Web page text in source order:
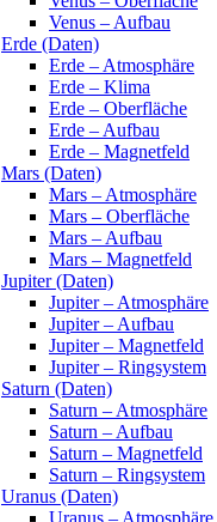
Venus – Aufbau
Erde (Daten)
Erde – Atmosphäre
Erde – Klima
Erde – Oberfläche
Erde – Aufbau
Erde – Magnetfeld
Mars (Daten)
Mars – Atmosphäre
Mars – Oberfläche
Mars – Aufbau
Mars – Magnetfeld
Jupiter (Daten)
Jupiter – Atmosphäre
Jupiter – Aufbau
Jupiter – Magnetfeld
Jupiter – Ringsystem
Saturn (Daten)
Saturn – Atmosphäre
Saturn – Aufbau
Saturn – Magnetfeld
Saturn – Ringsystem
Uranus (Daten)
Uranus – Atmosphäre